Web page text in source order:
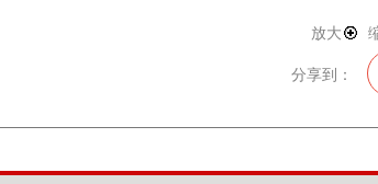
碍接力赛）、战场急救负重跑、滚轮胎混合接力赛为
向上团体赛，进一步丰富赛事内涵，吸引广大同学踊跃
件学院6个学院获精神文明奖；电气与控制工程学院
放大
分享到：